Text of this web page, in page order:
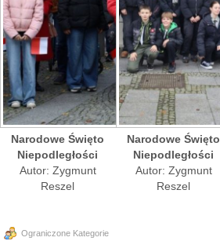
Narodowe Święto
Niepodległości
Autor: Zygmunt
Reszel
Narodowe Święto
Niepodległości
Autor: Zygmunt
Reszel
Ograniczone Kategorie